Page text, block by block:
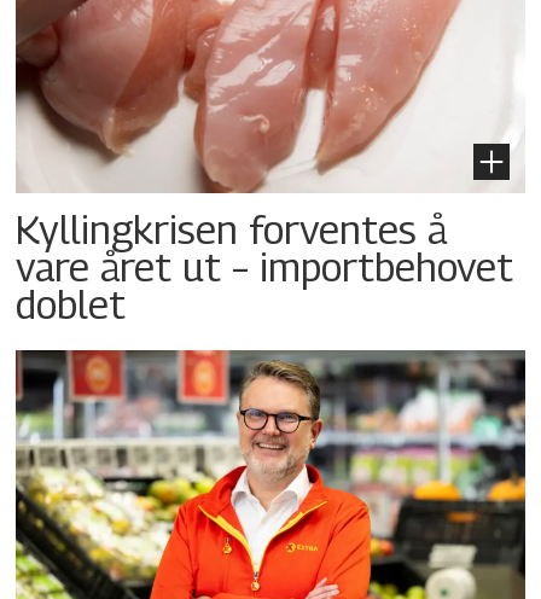
Kyllingkrisen forventes å
vare året ut – importbehovet
doblet